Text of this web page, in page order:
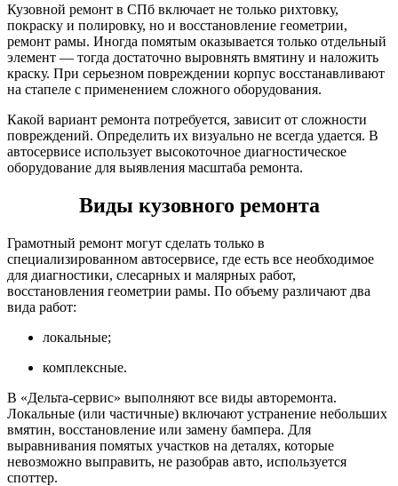
Кузовной ремонт в СПб включает не только рихтовку,
покраску и полировку, но и восстановление геометрии,
ремонт рамы. Иногда помятым оказывается только отдельный
элемент — тогда достаточно выровнять вмятину и наложить
краску. При серьезном повреждении корпус восстанавливают
на стапеле с применением сложного оборудования.
Какой вариант ремонта потребуется, зависит от сложности
повреждений. Определить их визуально не всегда удается. В
автосервисе использует высокоточное диагностическое
оборудование для выявления масштаба ремонта.
Виды кузовного ремонта
Грамотный ремонт могут сделать только в
специализированном автосервисе, где есть все необходимое
для диагностики, слесарных и малярных работ,
восстановления геометрии рамы. По объему различают два
вида работ:
локальные;
комплексные.
В «Дельта-сервис» выполняют все виды авторемонта.
Локальные (или частичные) включают устранение небольших
вмятин, восстановление или замену бампера. Для
выравнивания помятых участков на деталях, которые
невозможно выправить, не разобрав авто, используется
споттер.